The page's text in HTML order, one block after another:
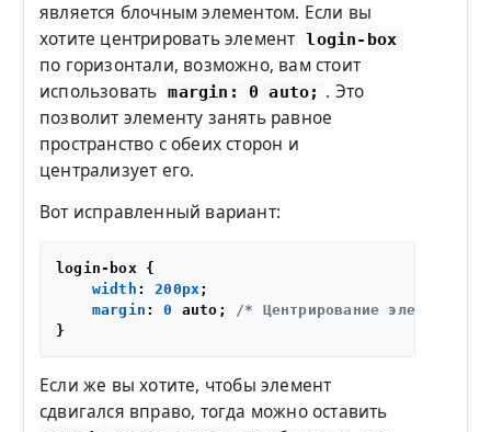
является блочным элементом. Если вы
хотите центрировать элемент
login-box
по горизонтали, возможно, вам стоит
использовать
margin: 0 auto; . Это
позволит элементу занять равное
пространство с обеих сторон и
централизует его.
Вот исправленный вариант:
login-box {
width : 200px;
margin : 0 auto;
/* Центрирование элемента */
Если же вы хотите, чтобы элемент
сдвигался вправо, тогда можно оставить